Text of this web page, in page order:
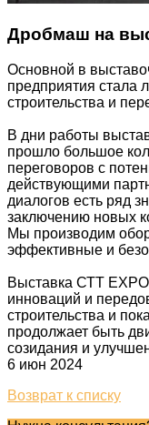
Дробмаш на
Основной в
предприятия стала
строительства и
В дни работы
прошло большое
переговоров с
действующими
диалогов есть ряд
заключению новых
Мы производим
эффективные и
Выставка СТТ
инноваций и
строительства и
продолжает быть
созидания и
6 июн 2024
Возврат к списку